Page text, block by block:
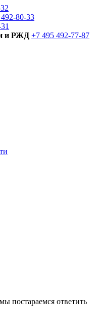
80-33
и РЖД +7 495 492-77-87
постараемся ответить